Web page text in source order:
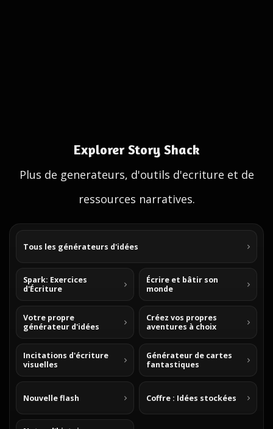
Explorer Story Shack
Plus de generateurs, d'outils d'ecriture et de
ressources narratives.
Tous les générateurs d'idées
Spark: Exercices
d'Écriture
Écrire et bâtir son
monde
Votre propre
générateur d'idées
Créez vos propres
aventures à choix
Incitations d'écriture
visuelles
Générateur de cartes
fantastiques
Nouvelle flash Coffre : Idées stockées